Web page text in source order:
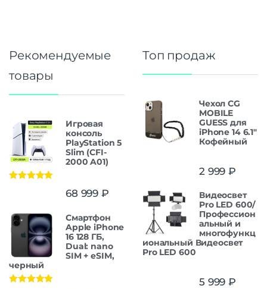
Рекомендуемые
товары
Игровая
консоль
PlayStation 5
Slim (CFI-
2000 A01)
68 999 ₽
Смартфон
Apple iPhone
16 128 ГБ,
Dual: nano
SIM + eSIM,
черный
Топ продаж
Чехол CG
MOBILE
GUESS для
iPhone 14 6.1"
Кофейный
2 999 ₽
Видеосвет
Pro LED 600/
Профессион
альный и
многофункц
иональный Видеосвет
Pro LED 600
5 999 ₽